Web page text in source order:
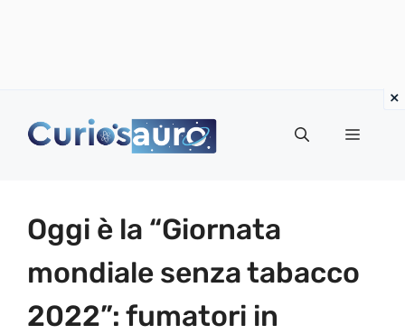
Menu
Oggi è la “Giornata
mondiale senza tabacco
2022”: fumatori in